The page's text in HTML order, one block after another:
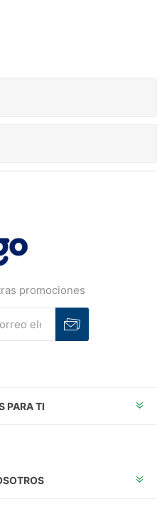
promociones
PARA TI